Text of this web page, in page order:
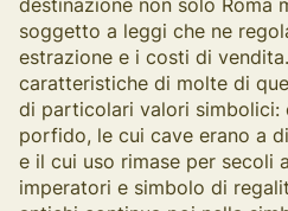
destinazione non solo Roma
soggetto a leggi che ne
estrazione e i costi di
caratteristiche di molte di
di particolari valori simbolici:
porfido, le cui cave erano a
e il cui uso rimase per secoli
imperatori e simbolo di